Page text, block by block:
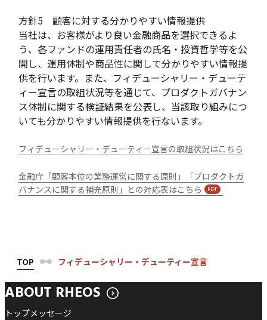
方針5 顧客に対する分かりやすい情報提供
当社は、お客様がより良い金融商品を選択できるよ
う、各ファンドの運用責任者の氏名・投資哲学等を公
開し、運用体制や商品性に関して分かりやすい情報提
供を行います。また、フィデューシャリー・デューテ
ィー宣言の取組状況等を通じて、プロダクトガバナン
ス体制に関する検証結果を公表し、当該取り組みにつ
いても分かりやすい情報提供を行ないます。
フィデューシャリー・デューティー宣言の取組状況はこちら
金融庁「顧客本位の業務運営に関する原則」「プロダクトガ
バナンスに関する補充原則」との対応表はこちら
TOP フィデューシャリー・デューティー宣言
ABOUT RHEOS
トップメッセージ